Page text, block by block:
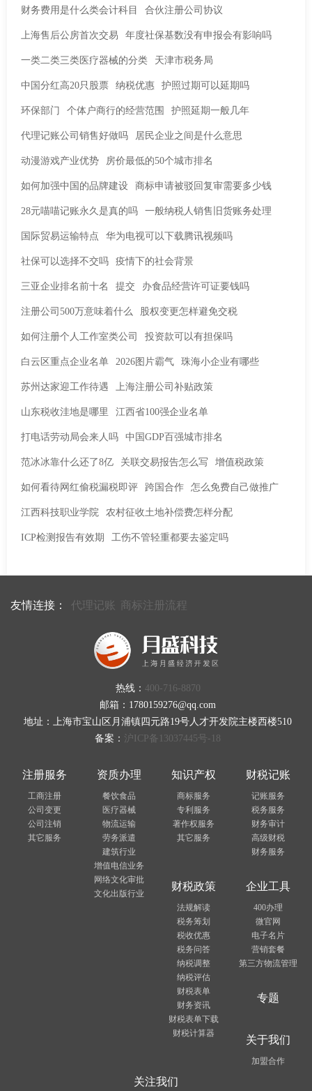
财务费用是什么类会计科目 合伙注册公司协议
上海售后公房首次交易 年度社保基数没有申报会有影响吗
一类二类三类医疗器械的分类 天津市税务局
中国分红高20只股票 纳税优惠 护照过期可以延期吗
环保部门 个体户商行的经营范围 护照延期一般几年
代理记账公司销售好做吗 居民企业之间是什么意思
动漫游戏产业优势 房价最低的50个城市排名
如何加强中国的品牌建设 商标申请被驳回复审需要多少钱
28元喵喵记账永久是真的吗 一般纳税人销售旧货账务处理
国际贸易运输特点 华为电视可以下载腾讯视频吗
社保可以选择不交吗 疫情下的社会背景
三亚企业排名前十名 提交 办食品经营许可证要钱吗
注册公司500万意味着什么 股权变更怎样避免交税
如何注册个人工作室类公司 投资款可以有担保吗
白云区重点企业名单 2026图片霸气 珠海小企业有哪些
苏州达家迎工作待遇 上海注册公司补贴政策
山东税收洼地是哪里 江西省100强企业名单
打电话劳动局会来人吗 中国GDP百强城市排名
范冰冰靠什么还了8亿 关联交易报告怎么写 增值税政策
如何看待网红偷税漏税即评 跨国合作 怎么免费自己做推广
江西科技职业学院 农村征收土地补偿费怎样分配
ICP检测报告有效期 工伤不管轻重都要去鉴定吗
友情连接： 代理记账 商标注册流程
热线： 400-716-8870
邮箱：1780159276@qq.com
地址：上海市宝山区月浦镇四元路19号人才开发院主楼西楼510
备案： 沪ICP备13037445号-18
注册服务
工商注册
公司变更
公司注销
其它服务
资质办理
餐饮食品
医疗器械
物流运输
劳务派遣
建筑行业
增值电信业务
网络文化审批
文化出版行业
知识产权
商标服务
专利服务
著作权服务
其它服务
财税记账
记账服务
税务服务
财务审计
高级财税
财务服务
财税政策
法规解读
税务筹划
税收优惠
税务问答
纳税调整
纳税评估
财税表单
财务资讯
财税表单下载
财税计算器
企业工具
400办理
微官网
电子名片
营销套餐
第三方物流管理
专题
关于我们
加盟合作
关注我们